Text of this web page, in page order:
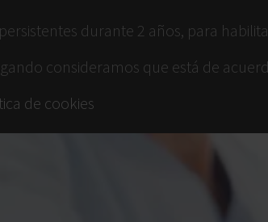
durante 2 años, para
consideramos que está de
de cookies